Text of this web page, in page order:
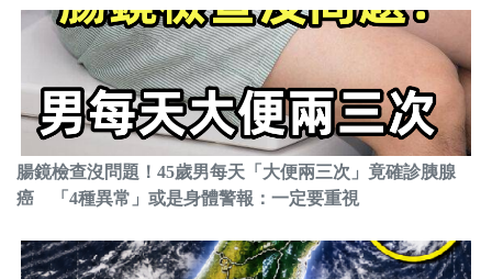
腸鏡檢查沒問題！45歲男每天「大便兩三次」竟確診胰腺
癌 「4種異常」或是身體警報：一定要重視